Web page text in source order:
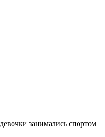
занимались спортом